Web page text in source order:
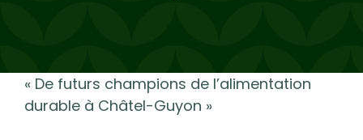
« De futurs champions de l’alimentation
durable à Châtel-Guyon »